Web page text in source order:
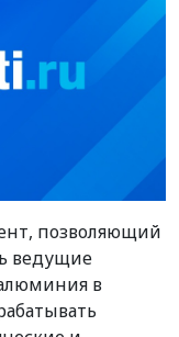
позволяющий
ведущие
в